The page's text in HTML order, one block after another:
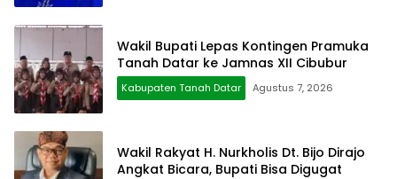
Wakil Bupati Lepas Kontingen Pramuka
Tanah Datar ke Jamnas XII Cibubur
Kabupaten Tanah Datar Agustus 7, 2026
Wakil Rakyat H. Nurkholis Dt. Bijo Dirajo
Angkat Bicara, Bupati Bisa Digugat